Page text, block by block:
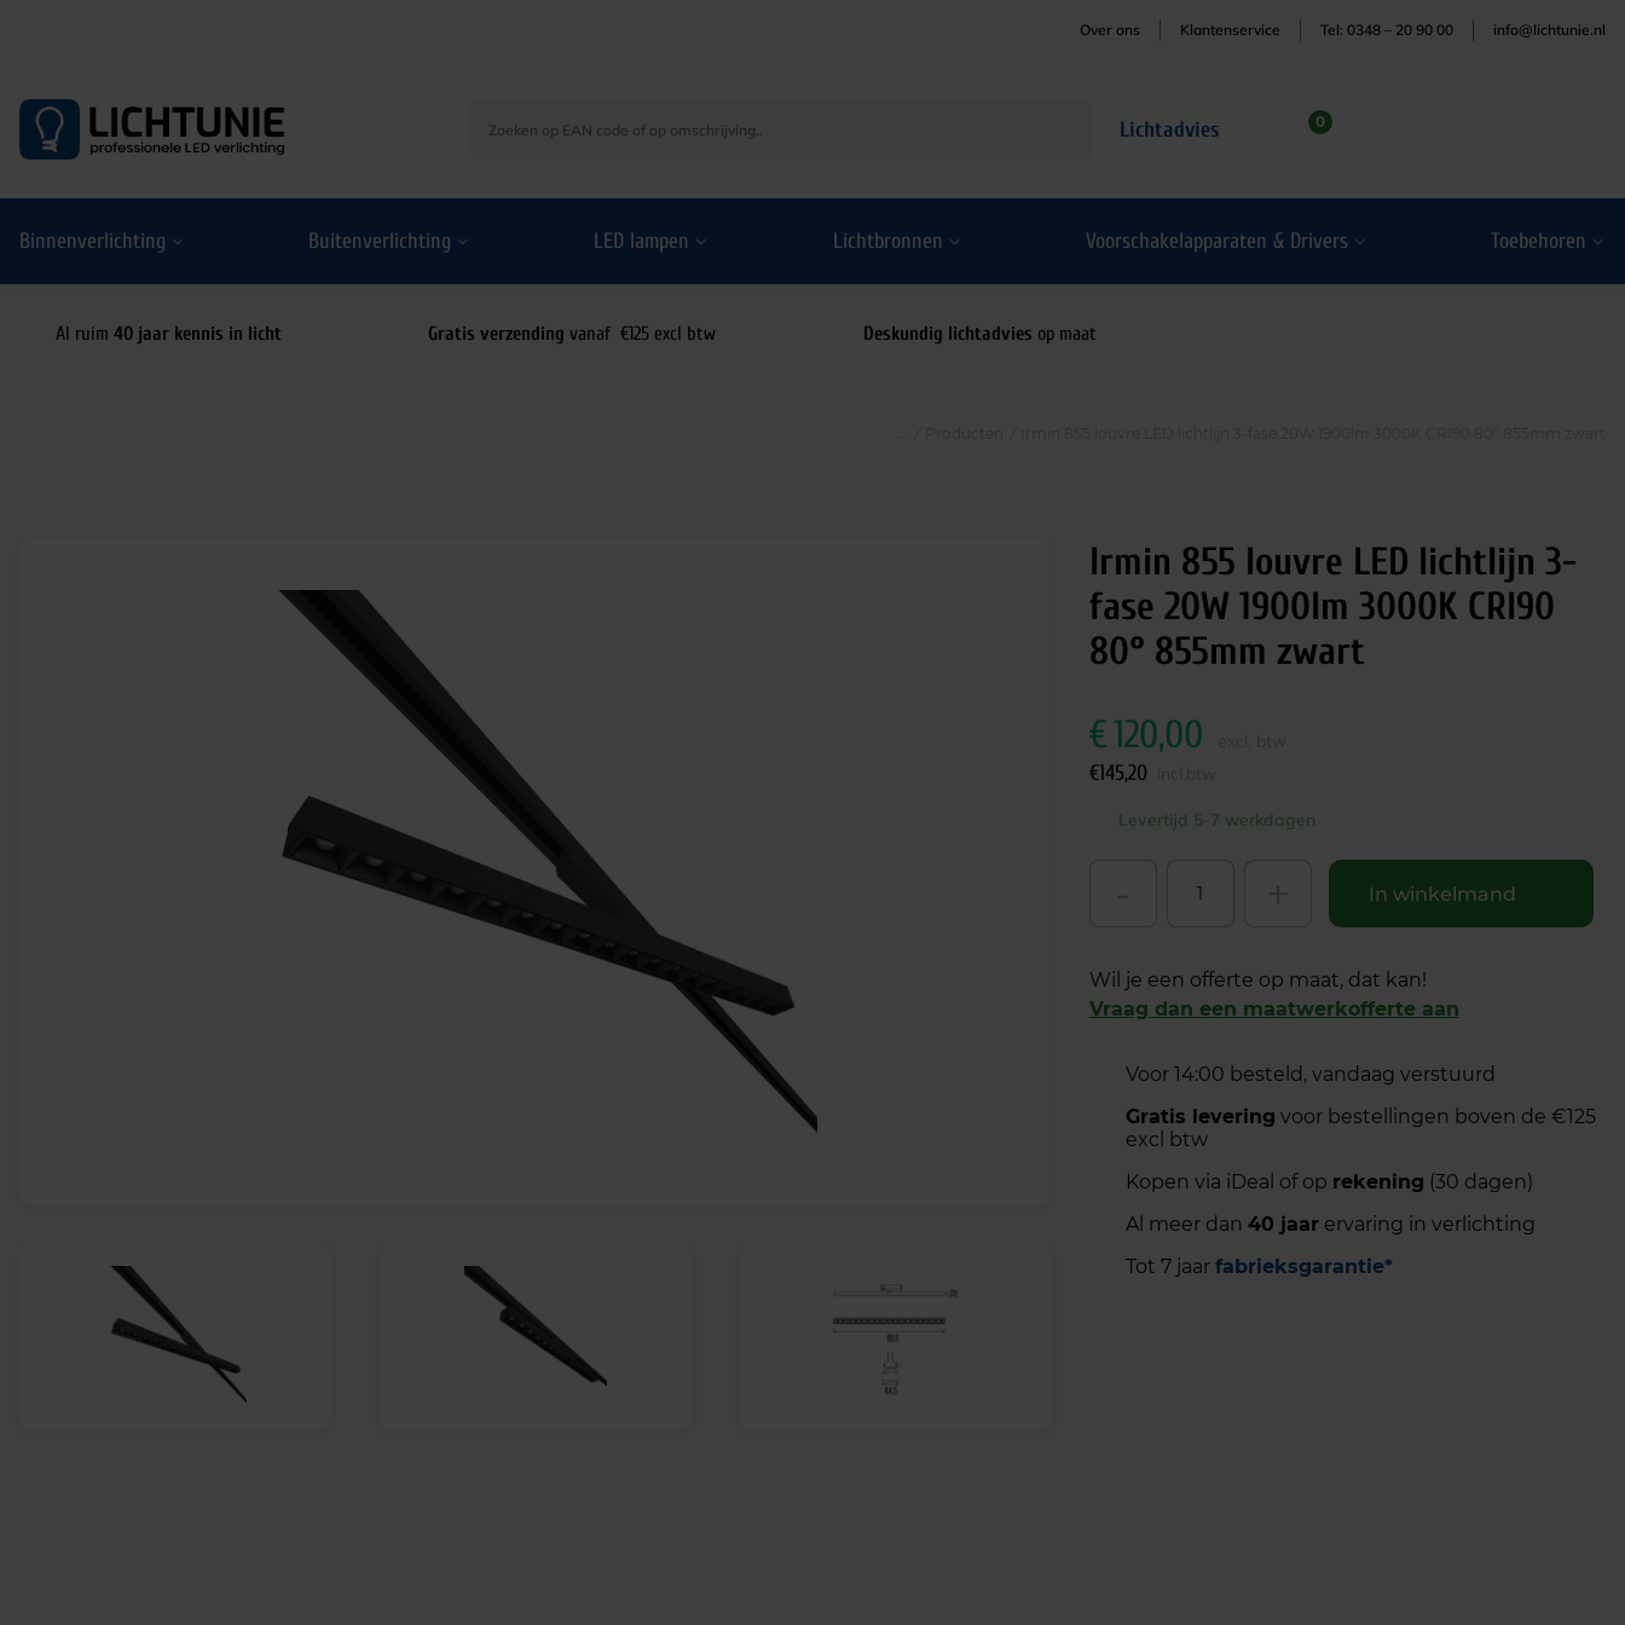
Over ons Klantenservice Tel: 0348 – 20 90 00 info@lichtunie.nl
Lichtadvies 0
Binnenverlichting Buitenverlichting LED lampen Lichtbronnen Voorschakelapparaten & Drivers Toebehoren
Al ruim 40 jaar kennis in licht Gratis verzending vanaf €125 excl btw Deskundig lichtadvies op maat
Irmin 855 louvre LED lichtlijn 3-
fase 20W 1900lm 3000K CRI90
80° 855mm zwart
€120,00
€145,20
Levertijd 5-7 werkdagen
In winkelmand
Wil je een offerte op maat, dat kan!
Vraag dan een maatwerkofferte aan
Voor 14:00 besteld, vandaag verstuurd
Gratis levering voor bestellingen boven de €125
excl btw
Kopen via iDeal of op rekening (30 dagen)
Al meer dan 40 jaarervaring in verlichting
Tot 7 jaar fabrieksgarantie*